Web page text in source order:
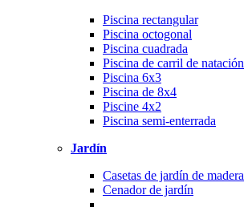
Piscina rectangular
Piscina octogonal
Piscina cuadrada
Piscina de carril de natación
Piscina 6x3
Piscina de 8x4
Piscine 4x2
Piscina semi-enterrada
Jardín
Casetas de jardín de madera
Cenador de jardín